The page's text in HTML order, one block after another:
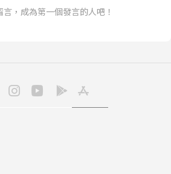
言，成為第一個發言的人吧！